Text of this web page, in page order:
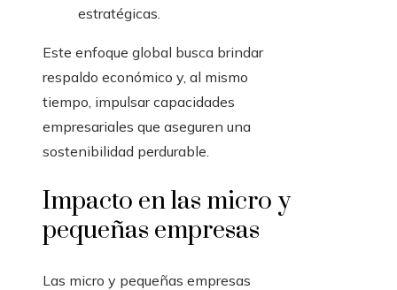
estratégicas.
Este enfoque global busca brindar
respaldo económico y, al mismo
tiempo, impulsar capacidades
empresariales que aseguren una
sostenibilidad perdurable.
Impacto en las micro y
pequeñas empresas
Las micro y pequeñas empresas